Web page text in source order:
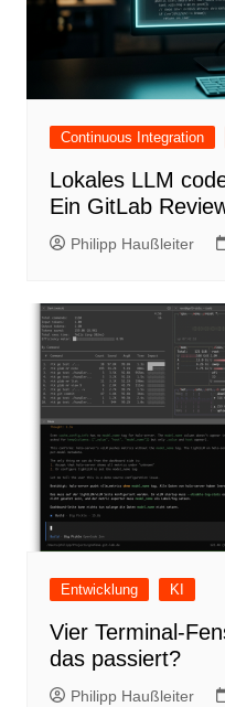
Continuous Integration
Lokales LLM
Ein GitLab
Philipp Haußleiter
Entwicklung KI
Vier Terminal-
das passiert?
Philipp Haußleiter